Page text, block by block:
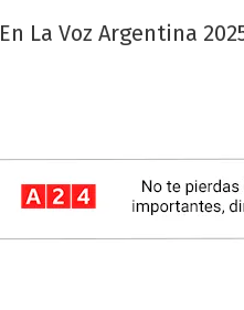
En La Voz Argentina